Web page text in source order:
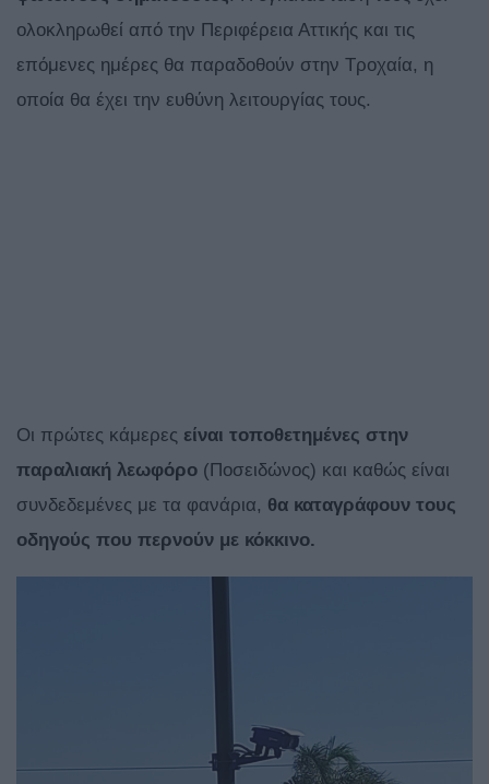
ολοκληρωθεί από την Περιφέρεια Αττικής και τις
επόμενες ημέρες θα παραδοθούν στην Τροχαία, η
οποία θα έχει την ευθύνη λειτουργίας τους.
Οι πρώτες κάμερες είναι τοποθετημένες στην
παραλιακή λεωφόρο (Ποσειδώνος) και καθώς είναι
συνδεδεμένες με τα φανάρια, θα καταγράφουν τους
οδηγούς που περνούν με κόκκινο.